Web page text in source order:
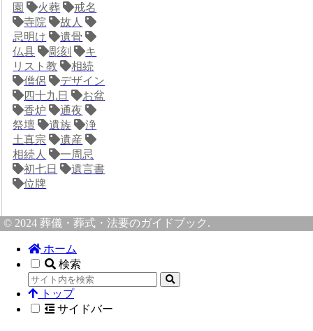
園
火葬
戒名
寺院
故人
忌明け
遺骨
仏具
彫刻
キ
リスト教
相続
僧侶
デザイン
四十九日
お盆
香炉
通夜
祭壇
遺族
浄
土真宗
遺産
相続人
一周忌
初七日
遺言書
位牌
© 2024 葬儀・葬式・法要のガイドブック.
ホーム
検索
トップ
サイドバー